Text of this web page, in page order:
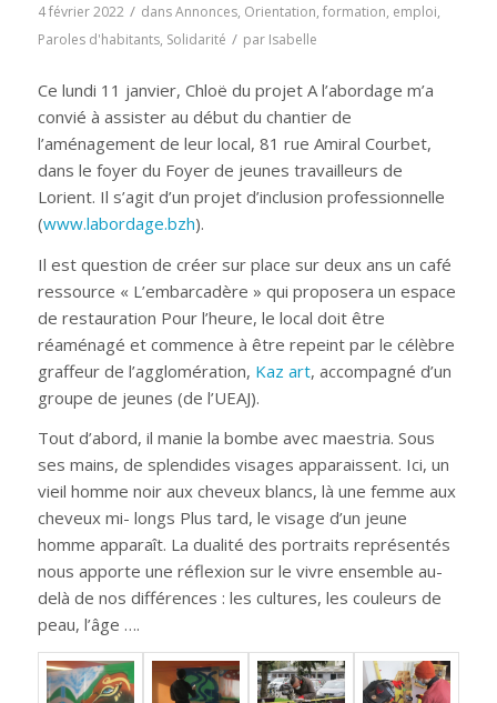
4 février 2022 / dansAnnonces, Orientation, formation, emploi,
Paroles d'habitants, Solidarité / par Isabelle
Ce lundi 11 janvier, Chloë du projet A l’abordage m’a
convié à assister au début du chantier de
l’aménagement de leur local, 81 rue Amiral Courbet,
dans le foyer du Foyer de jeunes travailleurs de
Lorient. Il s’agit d’un projet d’inclusion professionnelle
(www.labordage.bzh).
Il est question de créer sur place sur deux ans un café
ressource « L’embarcadère » qui proposera un espace
de restauration Pour l’heure, le local doit être
réaménagé et commence à être repeint par le célèbre
graffeur de l’agglomération, Kaz art, accompagné d’un
groupe de jeunes (de l’UEAJ).
Tout d’abord, il manie la bombe avec maestria. Sous
ses mains, de splendides visages apparaissent. Ici, un
vieil homme noir aux cheveux blancs, là une femme aux
cheveux mi- longs Plus tard, le visage d’un jeune
homme apparaît. La dualité des portraits représentés
nous apporte une réflexion sur le vivre ensemble au-
delà de nos différences : les cultures, les couleurs de
peau, l’âge ….